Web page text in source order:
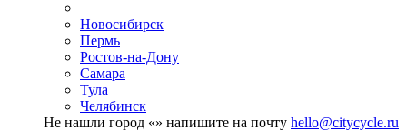
Новосибирск
Пермь
Ростов-на-Дону
Самара
Тула
Челябинск
Не нашли город «» напишите на почту hello@citycycle.ru